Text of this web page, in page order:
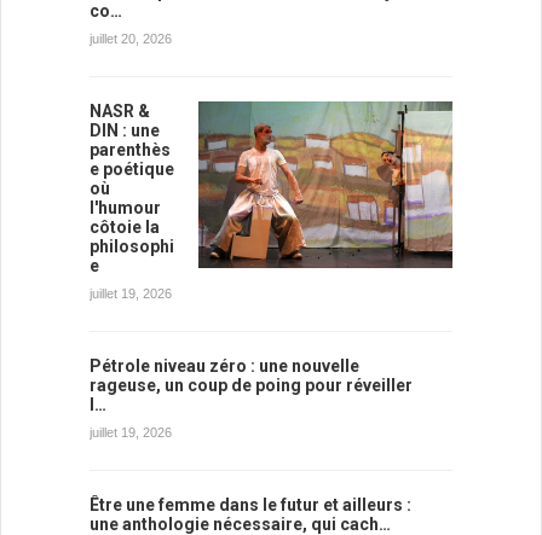
co…
juillet 20, 2026
NASR &
DIN : une
parenthès
e poétique
où
l'humour
côtoie la
philosophi
e
juillet 19, 2026
Pétrole niveau zéro : une nouvelle
rageuse, un coup de poing pour réveiller
l…
juillet 19, 2026
Être une femme dans le futur et ailleurs :
une anthologie nécessaire, qui cach…